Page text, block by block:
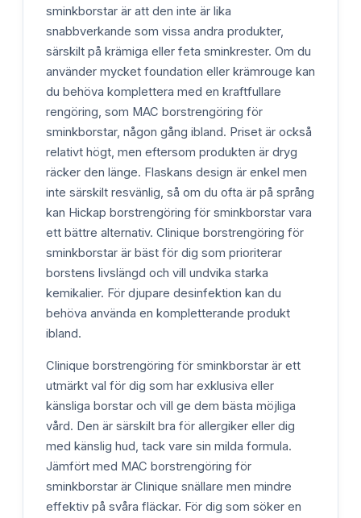
sminkborstar är att den inte är lika
snabbverkande som vissa andra produkter,
särskilt på krämiga eller feta sminkrester. Om du
använder mycket foundation eller krämrouge kan
du behöva komplettera med en kraftfullare
rengöring, som MAC borstrengöring för
sminkborstar, någon gång ibland. Priset är också
relativt högt, men eftersom produkten är dryg
räcker den länge. Flaskans design är enkel men
inte särskilt resvänlig, så om du ofta är på språng
kan Hickap borstrengöring för sminkborstar vara
ett bättre alternativ. Clinique borstrengöring för
sminkborstar är bäst för dig som prioriterar
borstens livslängd och vill undvika starka
kemikalier. För djupare desinfektion kan du
behöva använda en kompletterande produkt
ibland.
Clinique borstrengöring för sminkborstar är ett
utmärkt val för dig som har exklusiva eller
känsliga borstar och vill ge dem bästa möjliga
vård. Den är särskilt bra för allergiker eller dig
med känslig hud, tack vare sin milda formula.
Jämfört med MAC borstrengöring för
sminkborstar är Clinique snällare men mindre
effektiv på svåra fläckar. För dig som söker en